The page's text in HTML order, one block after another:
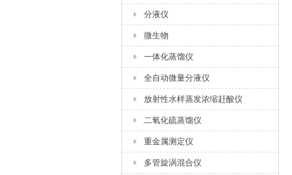
分液仪
微生物
一体化蒸馏仪
全自动微量分液仪
放射性水样蒸发浓缩赶酸仪
二氧化硫蒸馏仪
重金属测定仪
多管旋涡混合仪